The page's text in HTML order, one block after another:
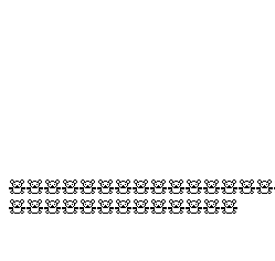
🧸🧸🧸🧸🧸🧸🧸🧸🧸🧸🧸🧸🧸